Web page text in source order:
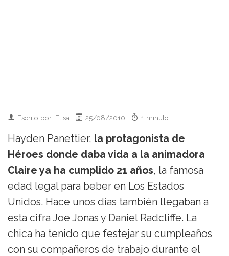
Escrito por: Elisa 25/08/2010 1 minuto
Hayden Panettier, la protagonista de
Héroes donde daba vida a la animadora
Claire ya ha cumplido 21 años, la famosa
edad legal para beber en Los Estados
Unidos. Hace unos días también llegaban a
esta cifra Joe Jonas y Daniel Radcliffe. La
chica ha tenido que festejar su cumpleaños
con su compañeros de trabajo durante el